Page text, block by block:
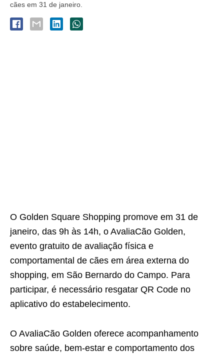
cães em 31 de janeiro.
O Golden Square Shopping promove em 31 de
janeiro, das 9h às 14h, o AvaliaCão Golden,
evento gratuito de avaliação física e
comportamental de cães em área externa do
shopping, em São Bernardo do Campo. Para
participar, é necessário resgatar QR Code no
aplicativo do estabelecimento.
O AvaliaCão Golden oferece acompanhamento
sobre saúde, bem-estar e comportamento dos